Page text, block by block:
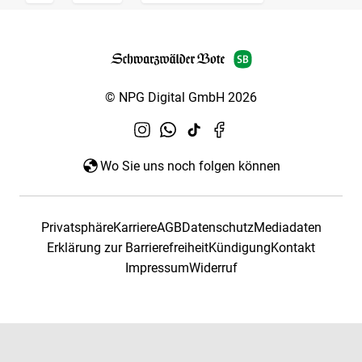
© NPG Digital GmbH 2026
Wo Sie uns noch folgen können
PrivatsphäreKarriereAGBDatenschutzMediadaten
Erklärung zur BarrierefreiheitKündigungKontakt
ImpressumWiderruf